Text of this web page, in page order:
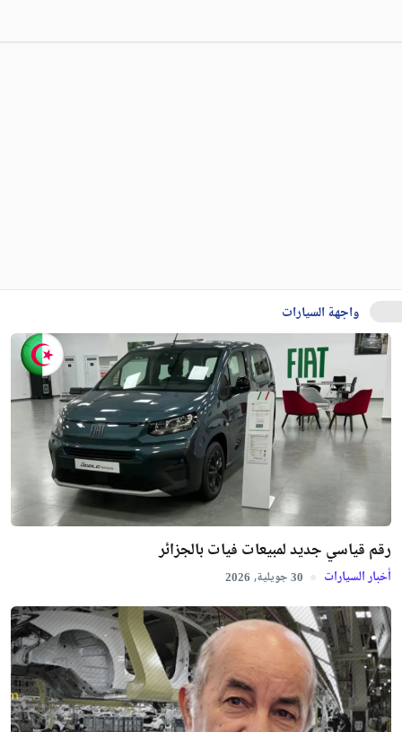
واجهة السيارات
رقم قياسي جديد لمبيعات فيات بالجزائر
أخبار السيارات 30 جويلية, 2026